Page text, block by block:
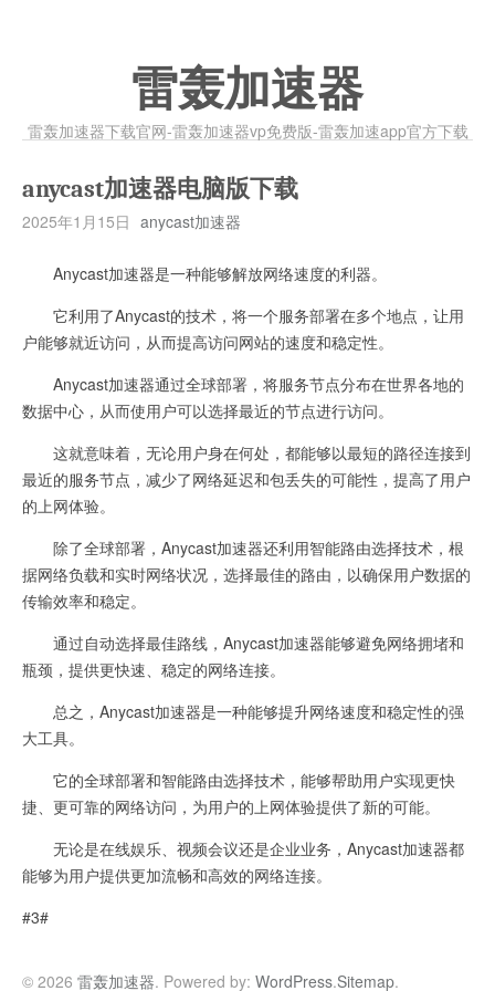
雷轰加速器
雷轰加速器下载官网-雷轰加速器vp免费版-雷轰加速app官方下载
anycast加速器电脑版下载
2025年1月15日 anycast加速器
Anycast加速器是一种能够解放网络速度的利器。
它利用了Anycast的技术，将一个服务部署在多个地点，让用
户能够就近访问，从而提高访问网站的速度和稳定性。
Anycast加速器通过全球部署，将服务节点分布在世界各地的
数据中心，从而使用户可以选择最近的节点进行访问。
这就意味着，无论用户身在何处，都能够以最短的路径连接到
最近的服务节点，减少了网络延迟和包丢失的可能性，提高了用户
的上网体验。
除了全球部署，Anycast加速器还利用智能路由选择技术，根
据网络负载和实时网络状况，选择最佳的路由，以确保用户数据的
传输效率和稳定。
通过自动选择最佳路线，Anycast加速器能够避免网络拥堵和
瓶颈，提供更快速、稳定的网络连接。
总之，Anycast加速器是一种能够提升网络速度和稳定性的强
大工具。
它的全球部署和智能路由选择技术，能够帮助用户实现更快
捷、更可靠的网络访问，为用户的上网体验提供了新的可能。
无论是在线娱乐、视频会议还是企业业务，Anycast加速器都
能够为用户提供更加流畅和高效的网络连接。
#3#
© 2026 雷轰加速器. Powered by: WordPress.Sitemap.